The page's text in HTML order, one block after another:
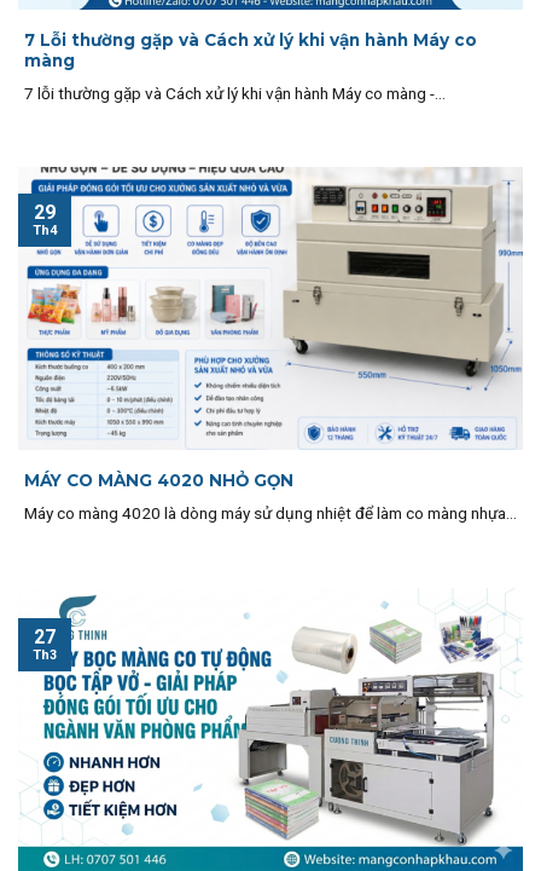
7 Lỗi thường gặp và Cách xử lý khi vận hành Máy co
màng
7 lỗi thường gặp và Cách xử lý khi vận hành Máy co màng -...
MÁY CO MÀNG 4020 NHỎ GỌN
Máy co màng 4020 là dòng máy sử dụng nhiệt để làm co màng nhựa...
29
Th4
27
Th3